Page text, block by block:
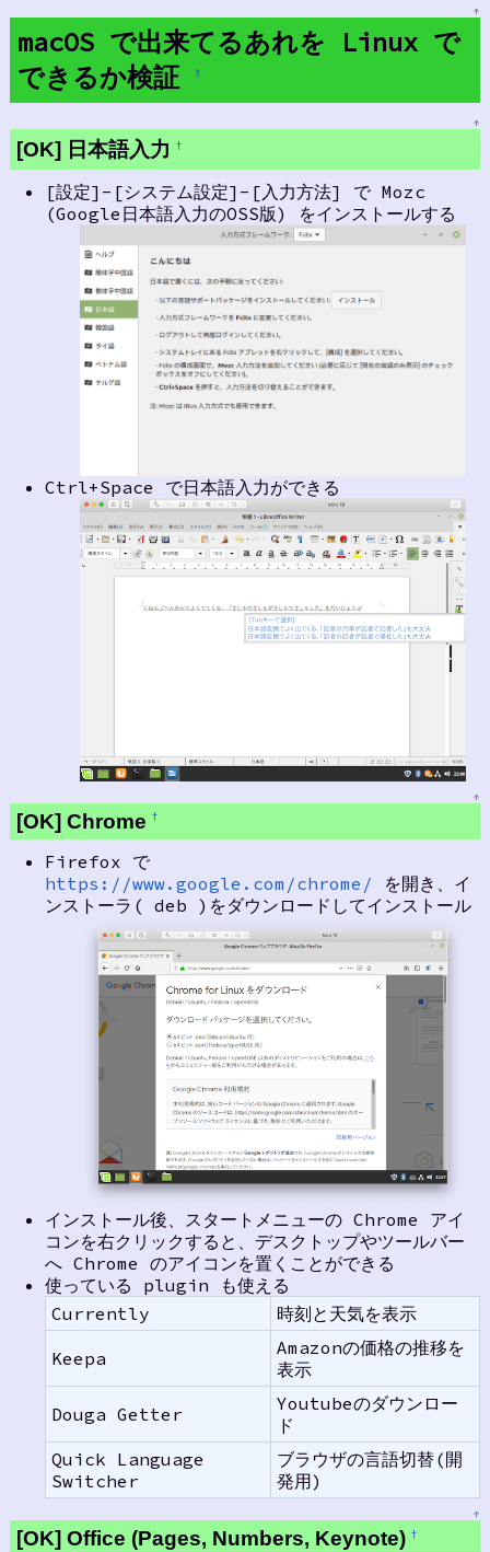
↑
macOS で出来てるあれを Linux で
できるか検証
†
↑
[OK] 日本語入力 †
[設定]-[システム設定]-[入力方法] で Mozc
(Google日本語入力のOSS版) をインストールする
Ctrl+Space で日本語入力ができる
↑
[OK] Chrome †
Firefox で
https://www.google.com/chrome/ を開き、イ
ンストーラ( deb )をダウンロードしてインストール
インストール後、スタートメニューの Chrome アイ
コンを右クリックすると、デスクトップやツールバー
へ Chrome のアイコンを置くことができる
使っている plugin も使える
Currently
時刻と天気を表示
Keepa
Amazonの価格の推移を
表示
Douga Getter
Youtubeのダウンロー
ド
Quick Language
Switcher
ブラウザの言語切替(開
発用)
↑
[OK] Office (Pages, Numbers, Keynote) †